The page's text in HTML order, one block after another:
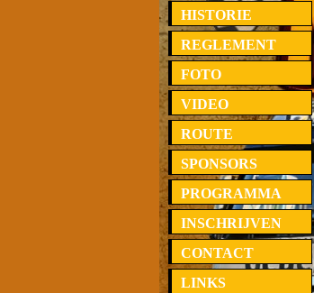
HISTORIE
REGLEMENT
FOTO
VIDEO
ROUTE
SPONSORS
PROGRAMMA
INSCHRIJVEN
CONTACT
LINKS